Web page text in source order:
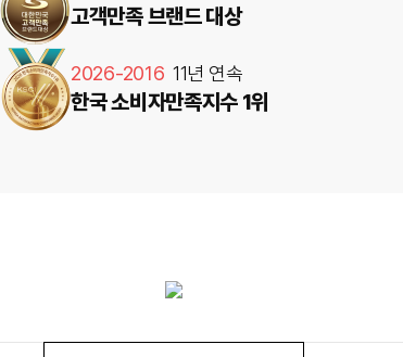
고객만족 브랜드 대상
2026-2016 11년 연속
한국 소비자만족지수 1위